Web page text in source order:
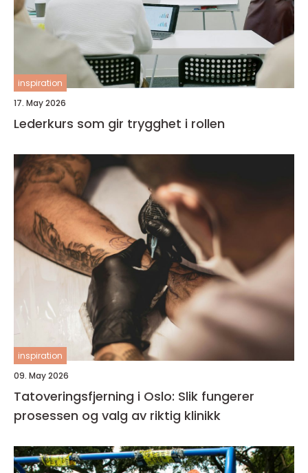
inspiration
17. May 2026
Lederkurs som gir trygghet i rollen
inspiration
09. May 2026
Tatoveringsfjerning i Oslo: Slik fungerer
prosessen og valg av riktig klinikk